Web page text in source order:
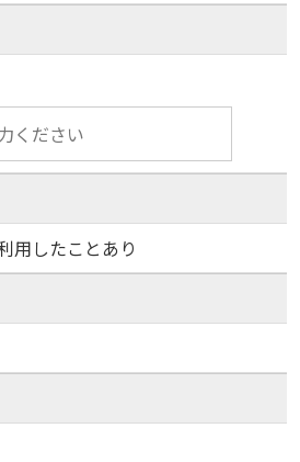
用したことあり